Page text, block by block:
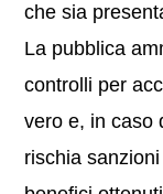
che sia
La pubblica
controlli per
vero e, in caso
rischia